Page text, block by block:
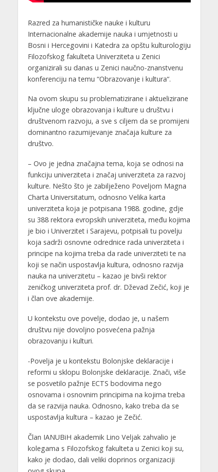
Razred za humanističke nauke i kulturu
Internacionalne akademije nauka i umjetnosti u
Bosni i Hercegovini i Katedra za opštu kulturologiju
Filozofskog fakulteta Univerziteta u Zenici
organizirali su danas u Zenici naučno-znanstvenu
konferenciju na temu “Obrazovanje i kultura“.
Na ovom skupu su problematizirane i aktuelizirane
ključne uloge obrazovanja i kulture u društvu i
društvenom razvoju, a sve s ciljem da se promijeni
dominantno razumijevanje značaja kulture za
društvo.
– Ovo je jedna značajna tema, koja se odnosi na
funkciju univerziteta i značaj univerziteta za razvoj
kulture. Nešto što je zabilježeno Poveljom Magna
Charta Universitatum, odnosno Velika karta
univerziteta koja je potpisana 1988. godine, gdje
su 388 rektora evropskih univerziteta, među kojima
je bio i Univerzitet i Sarajevu, potpisali tu povelju
koja sadrži osnovne odrednice rada univerziteta i
principe na kojima treba da rade univerziteti te na
koji se način uspostavlja kultura, odnosno razvija
nauka na univerzitetu – kazao je bivši rektor
zeničkog univerziteta prof. dr. Dževad Zečić, koji je
i član ove akademije.
U kontekstu ove povelje, dodao je, u našem
društvu nije dovoljno posvećena pažnja
obrazovanju i kulturi.
-Povelja je u kontekstu Bolonjske deklaracije i
reformi u sklopu Bolonjske deklaracije. Znači, više
se posvetilo pažnje ECTS bodovima nego
osnovama i osnovnim principima na kojima treba
da se razvija nauka. Odnosno, kako treba da se
uspostavlja kultura – kazao je Zečić.
Član IANUBiH akademik Lino Veljak zahvalio je
kolegama s Filozofskog fakulteta u Zenici koji su,
kako je dodao, dali veliki doprinos organizaciji